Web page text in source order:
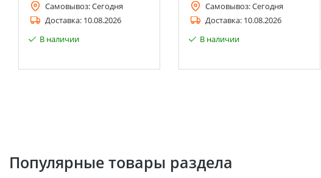
Самовывоз:Сегодня
Доставка: 10.08.2026
В наличии
Самовывоз:Сегодня
Доставка: 10.08.2026
В наличии
Популярные товары раздела